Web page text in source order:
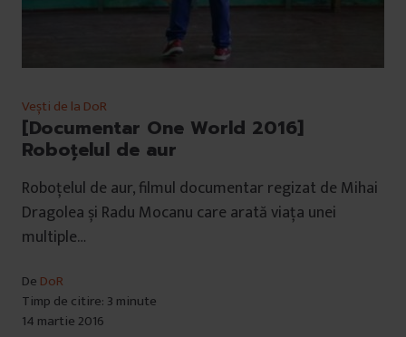
Vești de la DoR
[Documentar One World 2016]
Roboțelul de aur
Roboțelul de aur, filmul documentar regizat de Mihai
Dragolea și Radu Mocanu care arată viața unei
multiple…
De DoR
Timp de citire: 3 minute
14 martie 2016